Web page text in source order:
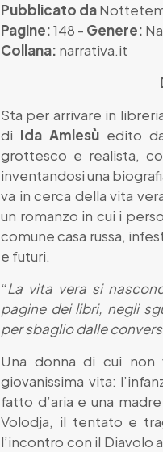
Pubblicato da
Pagine:148 - Genere:
Collana: narrativa.it
Sta per arrivare in
di Ida Amlesù edito
grottesco e realista,
inventandosi una
va in cerca della vita
un romanzo in cui i
comune casa russa,
e futuri.
“La vita vera si
pagine dei libri, negli
per sbaglio dalle
Una donna di cui
giovanissima vita:
fatto d’aria e una
Volodja, il tentato e
l’incontro con il Diavolo